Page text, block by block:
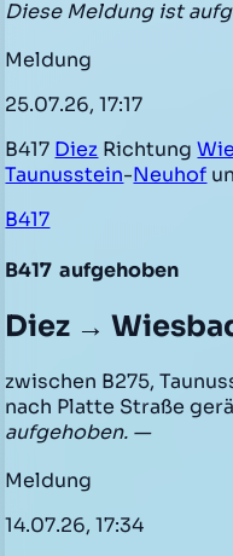
Diese Meldung ist
Meldung
25.07.26, 17:17
B417 Diez Richtung
Taunusstein-Neuhof
B417
B417 aufgehoben
Diez →
zwischen B275,
nach Platte Straße
aufgehoben. —
Meldung
14.07.26, 17:34